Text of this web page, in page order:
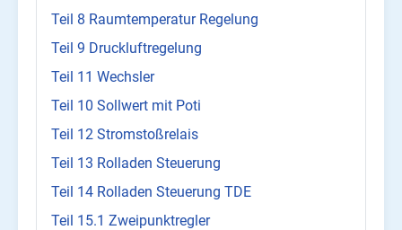
Teil 8 Raumtemperatur Regelung
Teil 9 Druckluftregelung
Teil 11 Wechsler
Teil 10 Sollwert mit Poti
Teil 12 Stromstoßrelais
Teil 13 Rolladen Steuerung
Teil 14 Rolladen Steuerung TDE
Teil 15.1 Zweipunktregler